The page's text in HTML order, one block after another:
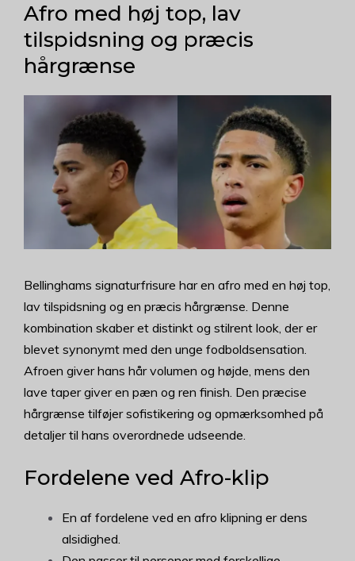
Afro med høj top, lav
tilspidsning og præcis
hårgrænse
Bellinghams signaturfrisure har en afro med en høj top,
lav tilspidsning og en præcis hårgrænse. Denne
kombination skaber et distinkt og stilrent look, der er
blevet synonymt med den unge fodboldsensation.
Afroen giver hans hår volumen og højde, mens den
lave taper giver en pæn og ren finish. Den præcise
hårgrænse tilføjer sofistikering og opmærksomhed på
detaljer til hans overordnede udseende.
Fordelene ved Afro-klip
En af fordelene ved en afro klipning er dens
alsidighed.